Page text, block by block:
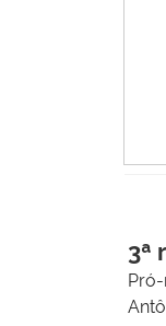
3ª